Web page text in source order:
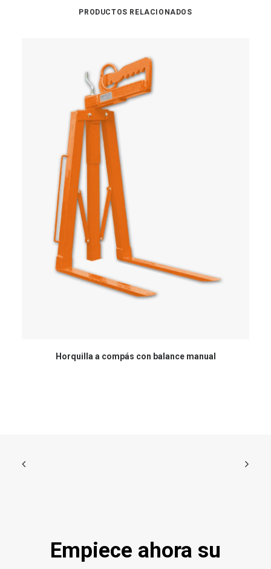
PRODUCTOS RELACIONADOS
Horquilla a compás con balance manual
Empiece ahora su